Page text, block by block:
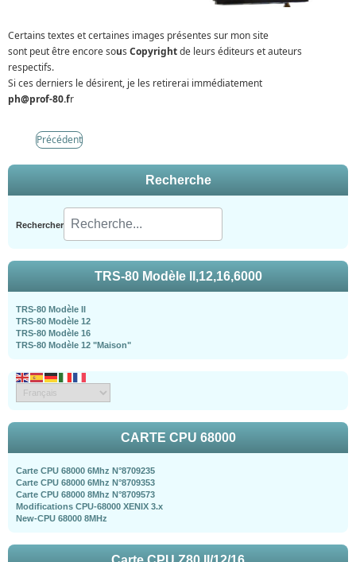
Certains textes et certaines images présentes sur mon site
sont peut être encore sous Copyrightde leurs éditeurs et auteurs
respectifs.
Si ces derniers le désirent, je les retirerai immédiatement
ph@prof-80.fr
Précédent
Recherche
Rechercher
TRS-80 Modèle II,12,16,6000
TRS-80 Modèle II
TRS-80 Modèle 12
TRS-80 Modèle 16
TRS-80 Modèle 12 "Maison"
CARTE CPU 68000
Carte CPU 68000 6Mhz N°8709235
Carte CPU 68000 6Mhz N°8709353
Carte CPU 68000 8Mhz N°8709573
Modifications CPU-68000 XENIX 3.x
New-CPU 68000 8MHz